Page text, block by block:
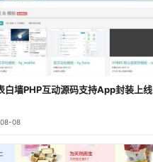
白墙PHP互动源码支持App封装上线
08